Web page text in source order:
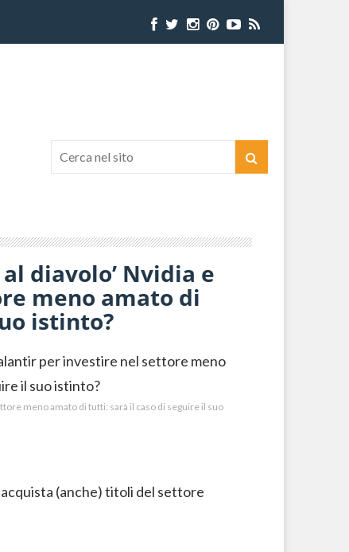
diavolo’ Nvidia e
meno amato di
istinto?
meno amato di tutti: sarà il caso di seguire il suo
(anche) titoli del settore